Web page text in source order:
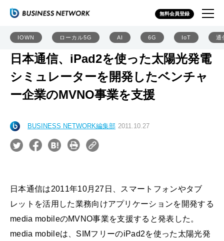
無料会員登録
IOWN ローカル5G AI 6G IoT 通
日本通信、iPad2を使った太陽光発電
シミュレーターを開発したベンチャ
ー企業のMVNO事業を支援
BUSINESS NETWORK編集部 2011.10.27
日本通信は2011年10月27日、スマートフォンやタブ
レットを活用した業務向けアプリケーションを開発する
media mobileのMVNO事業を支援すると発表した。
media mobileは、SIMフリーのiPad2を使った太陽光発